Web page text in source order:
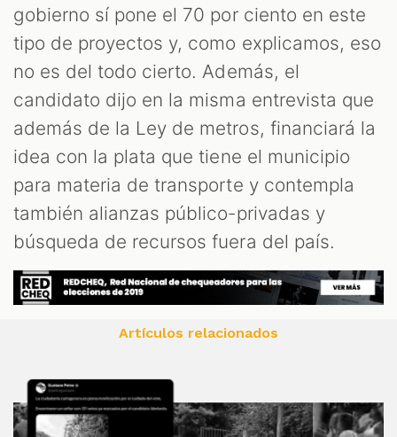
gobierno sí pone el 70 por ciento en este
tipo de proyectos y, como explicamos, eso
no es del todo cierto. Además, el
candidato dijo en la misma entrevista que
además de la Ley de metros, financiará la
idea con la plata que tiene el municipio
para materia de transporte y contempla
también alianzas público-privadas y
búsqueda de recursos fuera del país.
Artículos relacionados